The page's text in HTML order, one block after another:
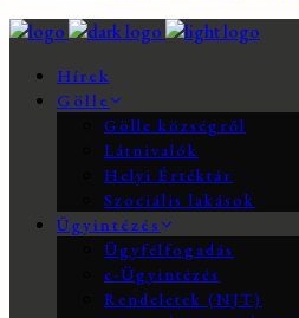
Hírek
Gölle
Gölle községről
Látnivalók
Helyi Értéktár
Szociális lakások
Ügyintézés
Ügyfélfogadás
e-Ügyintézés
Rendeletek (NJT)